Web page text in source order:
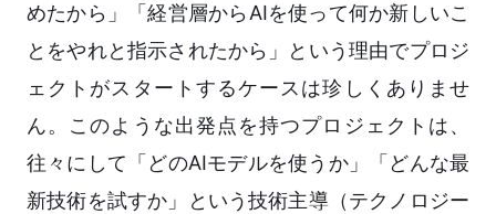
めたから」「経営層からAIを使って何か新しいこ
とをやれと指示されたから」という理由でプロジ
ェクトがスタートするケースは珍しくありませ
ん。このような出発点を持つプロジェクトは、
往々にして「どのAIモデルを使うか」「どんな最
新技術を試すか」という技術主導（テクノロジー